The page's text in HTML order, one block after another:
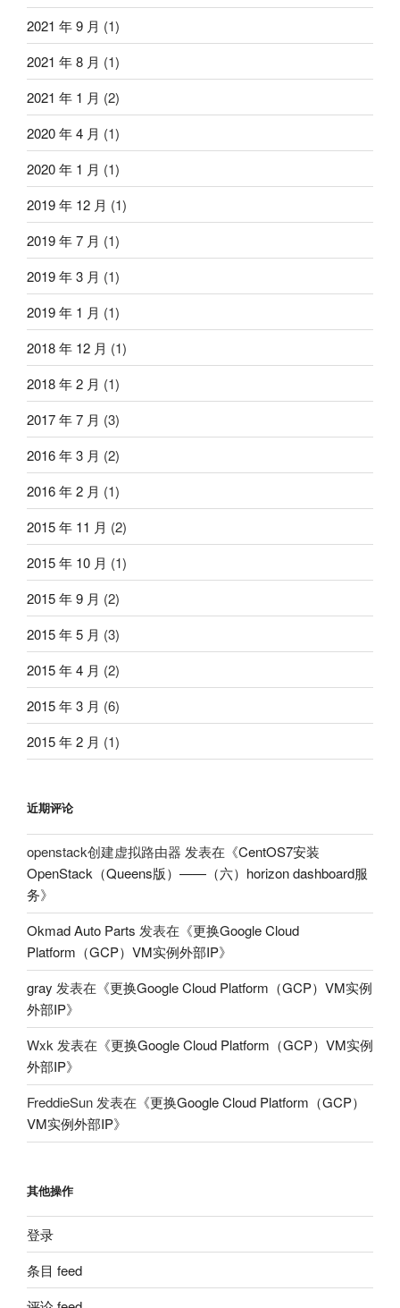
2021 年 9 月 (1)
2021 年 8 月 (1)
2021 年 1 月 (2)
2020 年 4 月 (1)
2020 年 1 月 (1)
2019 年 12 月 (1)
2019 年 7 月 (1)
2019 年 3 月 (1)
2019 年 1 月 (1)
2018 年 12 月 (1)
2018 年 2 月 (1)
2017 年 7 月 (3)
2016 年 3 月 (2)
2016 年 2 月 (1)
2015 年 11 月 (2)
2015 年 10 月 (1)
2015 年 9 月 (2)
2015 年 5 月 (3)
2015 年 4 月 (2)
2015 年 3 月 (6)
2015 年 2 月 (1)
近期评论
openstack创建虚拟路由器 发表在《CentOS7安装
OpenStack（Queens版）——（六）horizon dashboard服
务》
Okmad Auto Parts 发表在《更换Google Cloud
Platform（GCP）VM实例外部IP》
gray 发表在《更换Google Cloud Platform（GCP）VM实例
外部IP》
Wxk 发表在《更换Google Cloud Platform（GCP）VM实例
外部IP》
FreddieSun 发表在《更换Google Cloud Platform（GCP）
VM实例外部IP》
其他操作
登录
条目 feed